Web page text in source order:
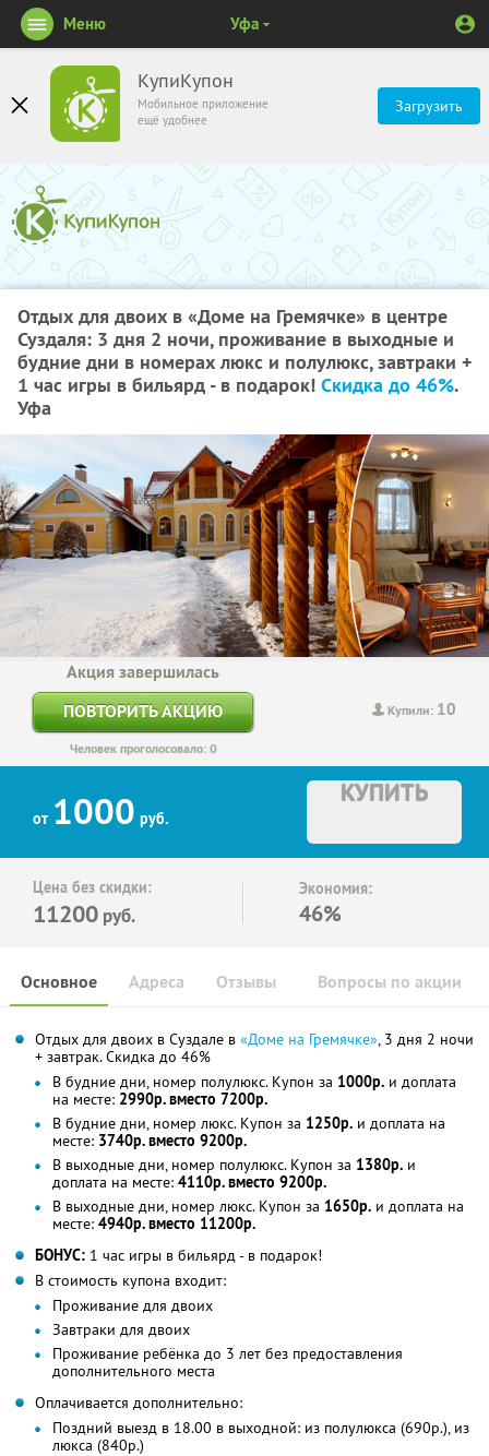
КупиКупон
Мобильное приложение
ещё удобнее
Загрузить
Меню Уфа
Отдых для двоих в «Доме на Гремячке» в центре
Суздаля: 3 дня 2 ночи, проживание в выходные и
будние дни в номерах люкс и полулюкс, завтраки +
1 час игры в бильярд - в подарок! Скидка до 46%.
Уфа
Купили: 10
Акция завершилась
ПОВТОРИТЬ АКЦИЮ
Человек проголосовало: 0
от 1000 руб.
КУПИТЬ
Цена без скидки:
11200 руб.
Экономия:
46%
Основное Отзывы Вопросы по акции
Адреса
Отдых для двоих в Суздале в «Доме на Гремячке», 3 дня 2 ночи
+ завтрак. Скидка до 46%
В будние дни, номер полулюкс. Купон за 1000р. и доплата
на месте: 2990р. вместо 7200р.
В будние дни, номер люкс. Купон за 1250р. и доплата на
месте: 3740р. вместо 9200р.
В выходные дни, номер полулюкс. Купон за 1380р. и
доплата на месте: 4110р. вместо 9200р.
В выходные дни, номер люкс. Купон за 1650р. и доплата на
месте: 4940р. вместо 11200р.
БОНУС: 1 час игры в бильярд - в подарок!
В стоимость купона входит:
Проживание для двоих
Завтраки для двоих
Проживание ребёнка до 3 лет без предоставления
дополнительного места
Оплачивается дополнительно:
Поздний выезд в 18.00 в выходной: из полулюкса (690р.), из
люкса (840р.)